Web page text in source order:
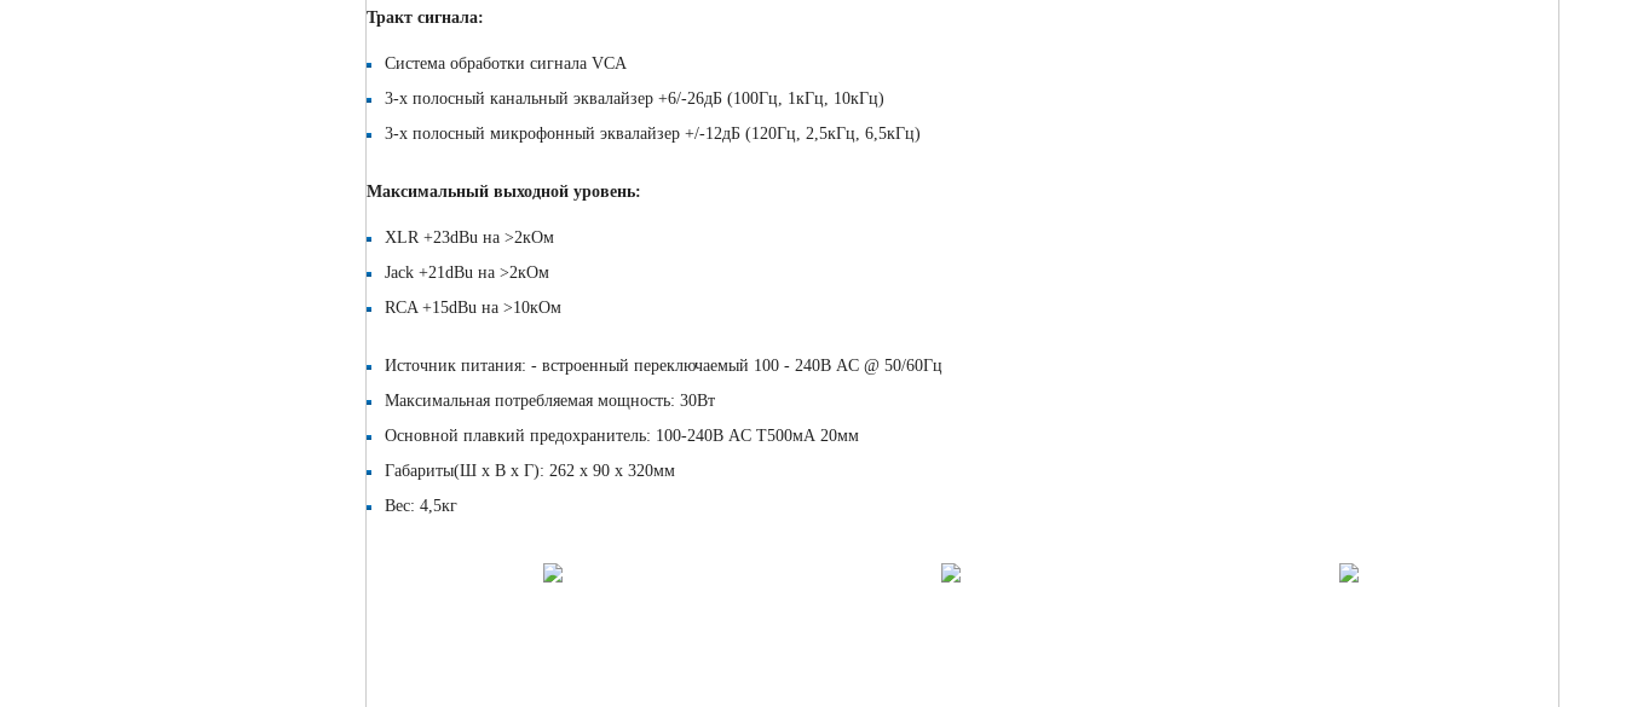
Тракт сигнала:
Система обработки сигнала VCA
3-х полосный канальный эквалайзер +6/-26дБ (100Гц, 1кГц, 10кГц)
3-х полосный микрофонный эквалайзер +/-12дБ (120Гц, 2,5кГц, 6,5кГц)
Максимальный выходной уровень:
XLR +23dBu на >2кОм
Jack +21dBu на >2кОм
RCA +15dBu на >10кОм
Источник питания: - встроенный переключаемый 100 - 240В AC @ 50/60Гц
Максимальная потребляемая мощность: 30Вт
Основной плавкий предохранитель: 100-240В AC T500мА 20мм
Габариты(Ш х В х Г): 262 x 90 x 320мм
Вес: 4,5кг